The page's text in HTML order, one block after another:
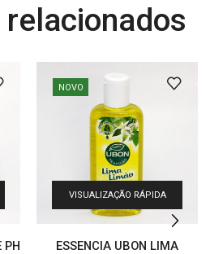
PH
NOVO
VISUALIZAÇÃO RÁPIDA
ESSENCIA UBON LIMA